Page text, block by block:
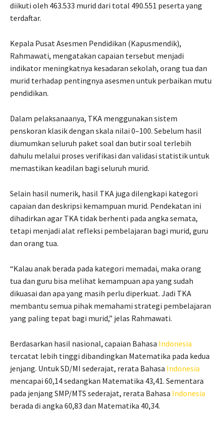
diikuti oleh 463.533 murid dari total 490.551 peserta yang
terdaftar.
Kepala Pusat Asesmen Pendidikan (Kapusmendik),
Rahmawati, mengatakan capaian tersebut menjadi
indikator meningkatnya kesadaran sekolah, orang tua dan
murid terhadap pentingnya asesmen untuk perbaikan mutu
pendidikan.
Dalam pelaksanaanya, TKA menggunakan sistem
penskoran klasik dengan skala nilai 0–100. Sebelum hasil
diumumkan seluruh paket soal dan butir soal terlebih
dahulu melalui proses verifikasi dan validasi statistik untuk
memastikan keadilan bagi seluruh murid.
Selain hasil numerik, hasil TKA juga dilengkapi kategori
capaian dan deskripsi kemampuan murid. Pendekatan ini
dihadirkan agar TKA tidak berhenti pada angka semata,
tetapi menjadi alat refleksi pembelajaran bagi murid, guru
dan orang tua.
“Kalau anak berada pada kategori memadai, maka orang
tua dan guru bisa melihat kemampuan apa yang sudah
dikuasai dan apa yang masih perlu diperkuat. Jadi TKA
membantu semua pihak memahami strategi pembelajaran
yang paling tepat bagi murid,” jelas Rahmawati.
Berdasarkan hasil nasional, capaian Bahasa Indonesia
tercatat lebih tinggi dibandingkan Matematika pada kedua
jenjang. Untuk SD/MI sederajat, rerata Bahasa Indonesia
mencapai 60,14 sedangkan Matematika 43,41. Sementara
pada jenjang SMP/MTS sederajat, rerata Bahasa Indonesia
berada di angka 60,83 dan Matematika 40,34.